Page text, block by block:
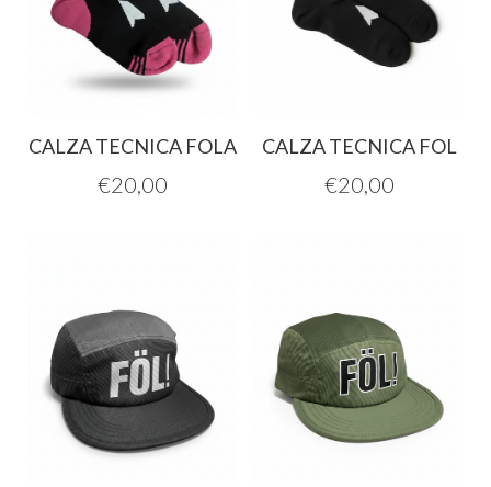
CALZA TECNICA FOLA
€20,00
CALZA TECNICA FOL
€20,00